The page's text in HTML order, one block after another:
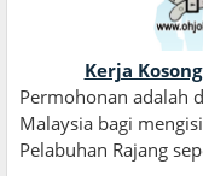
Kerja Kosong
Permohonan adalah
Malaysia bagi mengisi
Pelabuhan Rajang